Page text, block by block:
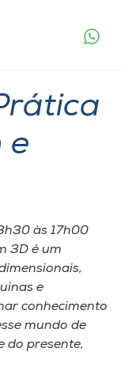
e
às 17h00
3D é um
e
conhecimento
mundo de
do presente,